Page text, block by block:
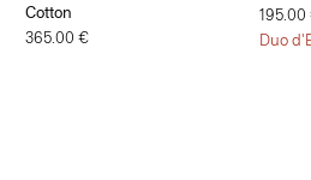
Cotton
365.00 €
195.00
Duo